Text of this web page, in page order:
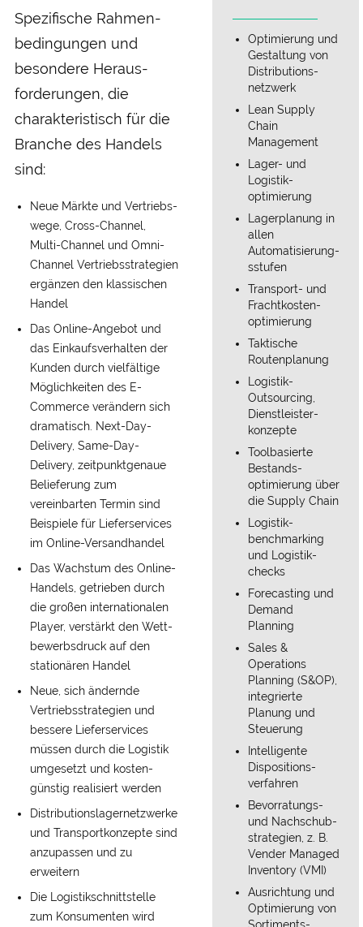
Spezifische Rahmen­
bedingungen und
besondere Heraus­
forderungen, die
charakteristisch für die
Branche des Handels
sind:
Neue Märkte und Vertriebs­
wege, Cross-Channel,
Multi-Channel und Omni-
Channel Vertriebs­strategien
ergänzen den klassischen
Handel
Das Online-Angebot und
das Einkaufs­verhalten der
Kunden durch vielfältige
Möglichkeiten des E-
Commerce verändern sich
dramatisch. Next-Day-
Delivery, Same-Day-
Delivery, zeitpunkt­genaue
Be­lieferung zum
vereinbarten Termin sind
Beispiele für Liefer­services
im Online-Versandhandel
Das Wachstum des Online-
Handels, getrieben durch
die großen inter­nationalen
Player, verstärkt den Wett­
bewerbs­druck auf den
stationären Handel
Neue, sich ändernde
Vertriebs­strategien und
bessere Liefer­services
müssen durch die Logistik
umgesetzt und kosten­
günstig realisiert werden
Distributions­lager­netzwerke
und Transport­konzepte sind
anzu­passen und zu
erweitern
Die Logistik­schnittstelle
zum Konsumenten wird
Optimierung und
Gestaltung von
Distributions­
netzwerk
Lean Supply
Chain
Management
Lager- und
Logistik­
optimierung
Lagerplanung in
allen
Automatisierung­
sstufen
Transport- und
Fracht­kosten­
optimierung
Taktische
Routenplanung
Logistik-
Outsourcing,
Dienst­leister­
konzepte
Toolbasierte
Bestands­
optimierung über
die Supply Chain
Logistik­
benchmarking
und Logistik­
checks
Forecasting und
Demand
Planning
Sales &
Operations
Planning (S&OP),
integrierte
Planung und
Steuerung
Intelligente
Dispositions­
verfahren
Bevorratungs-
und Nach­schub­
strategien, z. B.
Vender Managed
Inventory (VMI)
Ausrichtung und
Optimierung von
Sortiments­